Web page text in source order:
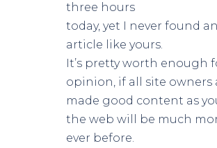
three hours
today, yet I never found
article like yours.
It’s pretty worth enough
opinion, if all site owners
made good content as
the web will be much
ever before.